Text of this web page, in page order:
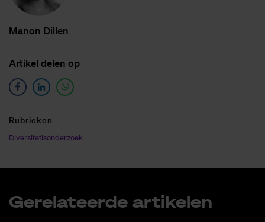
Ma­non Dil­len
Ar­ti­kel de­len op
Ru­brie­ken
Diversitetisonderzoek
Ge­re­la­teer­de ar­ti­ke­len